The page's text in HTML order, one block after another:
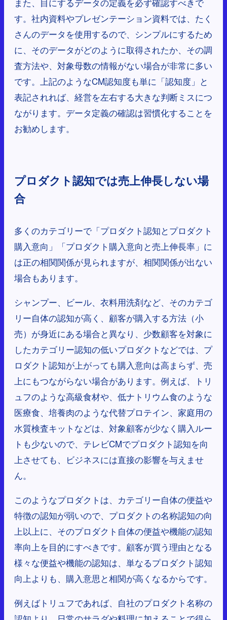
す。社内資料やプレゼンテーション資料では、たく
さんのデータを使用するので、シンプルにするため
に、そのデータがどのように取得されたか、その調
査方法や、対象母数の情報がない場合が非常に多い
です。上記のようなCM認知度も単に「認知度」と
表記されれば、経営を左右する大きな判断ミスにつ
ながります。データ定義の確認は習慣化することを
お勧めします。
プロダクト認知では売上伸長しない場
合
多くのカテゴリーで「プロダクト認知とプロダクト
購入意向」「プロダクト購入意向と売上伸長率」に
は正の相関関係が見られますが、相関関係が出ない
場合もあります。
シャンプー、ビール、衣料用洗剤など、そのカテゴ
リー自体の認知が高く、顧客が購入する方法（小
売）が身近にある場合と異なり、少数顧客を対象に
したカテゴリー認知の低いプロダクトなどでは、プ
ロダクト認知が上がっても購入意向は高まらず、売
上にもつながらない場合があります。例えば、トリ
ュフのような高級食材や、低ナトリウム食のような
医療食、培養肉のような代替プロテイン、家庭用の
水質検査キットなどは、対象顧客が少なく購入ルー
トも少ないので、テレビCMでプロダクト認知を向
上させても、ビジネスには直接の影響を与えませ
ん。
このようなプロダクトは、カテゴリー自体の便益や
特徴の認知が弱いので、プロダクトの名称認知の向
上以上に、そのプロダクト自体の便益や機能の認知
率向上を目的にすべきです。顧客が買う理由となる
様々な便益や機能の認知は、単なるプロダクト認知
向上よりも、購入意思と相関が高くなるからです。
例えばトリュフであれば、自社のプロダクト名称の